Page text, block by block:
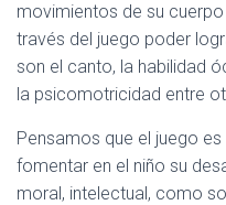
movimientos de su
través del juego poder
son el canto, la habilidad
la psicomotricidad entre
Pensamos que el juego
fomentar en el niño su
moral, intelectual, como